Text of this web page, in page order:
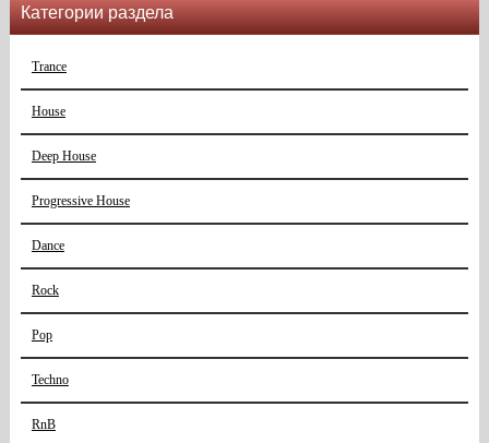
Категории раздела
Trance
House
Deep House
Progressive House
Dance
Rock
Pop
Techno
RnB